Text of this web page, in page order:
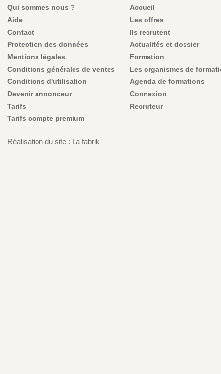
Qui sommes nous ?
Aide
Contact
Protection des données
Mentions légales
Conditions générales de ventes
Conditions d'utilisation
Devenir annonceur
Tarifs
Tarifs compte premium
Accueil
Les offres
Ils recrutent
Actualités et dossier
Formation
Les organismes de
Agenda de formations
Connexion
Recruteur
Réalisation du site : La fabrik